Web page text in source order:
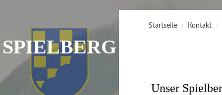
SPIELBERG
Startseite Kontakt
Unser